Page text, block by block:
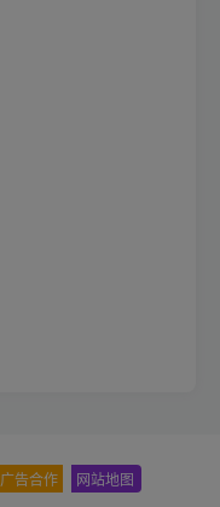
广告合作 网站地图